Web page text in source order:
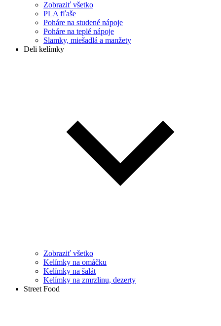
Zobraziť všetko
PLA fľaše
Poháre na studené nápoje
Poháre na teplé nápoje
Slamky, miešadlá a manžety
Deli kelímky
Zobraziť všetko
Kelímky na omáčku
Kelímky na šalát
Kelímky na zmrzlinu, dezerty
Street Food